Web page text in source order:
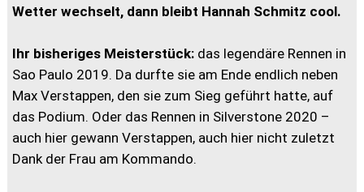
Wetter wechselt, dann bleibt Hannah Schmitz cool.
Ihr bisheriges Meisterstück: das legendäre Rennen in
Sao Paulo 2019. Da durfte sie am Ende endlich neben
Max Verstappen, den sie zum Sieg geführt hatte, auf
das Podium. Oder das Rennen in Silverstone 2020 –
auch hier gewann Verstappen, auch hier nicht zuletzt
Dank der Frau am Kommando.